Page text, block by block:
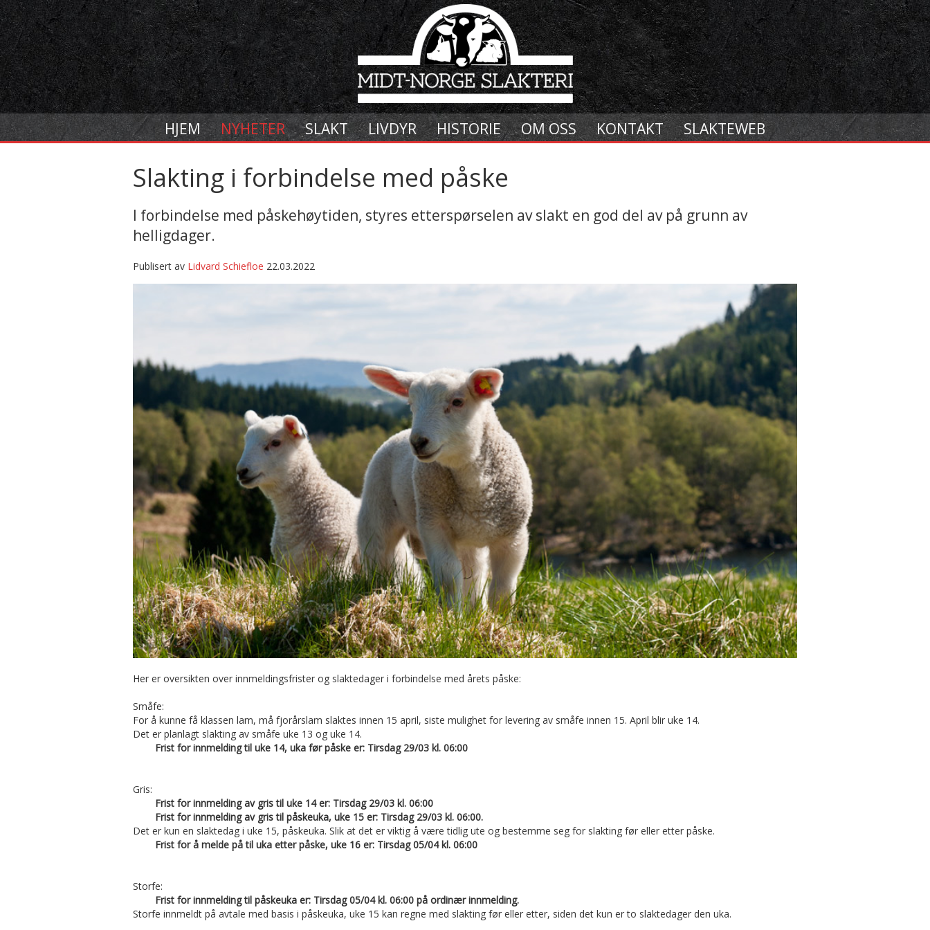
HJEM NYHETER SLAKT LIVDYR HISTORIE OM OSS KONTAKT SLAKTEWEB
Slakting i forbindelse med påske
I forbindelse med påskehøytiden, styres etterspørselen av slakt en god del av på grunn av
helligdager.
Publisert av Lidvard Schiefloe 22.03.2022
Her er oversikten over innmeldingsfrister og slaktedager i forbindelse med årets påske:
Småfe:
For å kunne få klassen lam, må fjorårslam slaktes innen 15 april, siste mulighet for levering av småfe innen 15. April blir uke 14.
Det er planlagt slakting av småfe uke 13 og uke 14.
Frist for innmelding til uke 14, uka før påske er: Tirsdag 29/03 kl. 06:00
Gris:
Frist for innmelding av gris til uke 14 er: Tirsdag 29/03 kl. 06:00
Frist for innmelding av gris til påskeuka, uke 15 er: Tirsdag 29/03 kl. 06:00.
Det er kun en slaktedag i uke 15, påskeuka. Slik at det er viktig å være tidlig ute og bestemme seg for slakting før eller etter påske.
Frist for å melde på til uka etter påske, uke 16 er: Tirsdag 05/04 kl. 06:00
Storfe:
Frist for innmelding til påskeuka er: Tirsdag 05/04 kl. 06:00 på ordinær innmelding.
Storfe innmeldt på avtale med basis i påskeuka, uke 15 kan regne med slakting før eller etter, siden det kun er to slaktedager den uka.